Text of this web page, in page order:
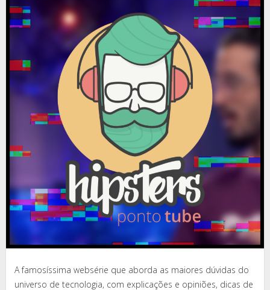
A famosíssima websérie que aborda as maiores dúvidas do
universo de tecnologia, com explicações e opiniões, dicas de